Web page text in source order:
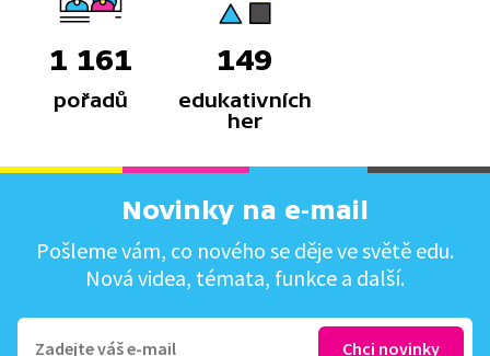
1 161
pořadů
149
edukativních
her
Novinky na e-mail
Pošleme vám, co nového se děje ve světě edu.
Nová videa, témata, funkce a další.